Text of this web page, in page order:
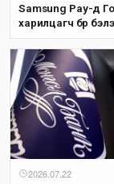
Samsung Pay-д
харилцагч бүр
2026.07.22